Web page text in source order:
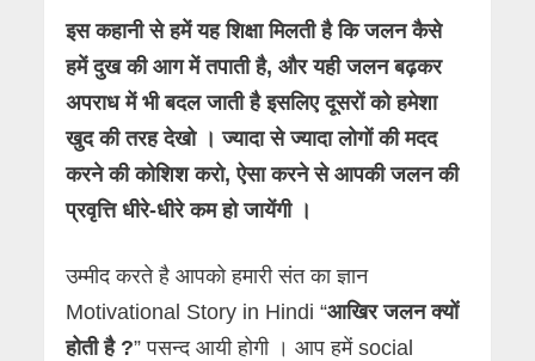
इस कहानी से हमें यह शिक्षा मिलती है कि जलन कैसे
हमें दुख की आग में तपाती है, और यही जलन बढ़कर
अपराध में भी बदल जाती है इसलिए दूसरों को हमेशा
खुद की तरह देखो । ज्यादा से ज्यादा लोगों की मदद
करने की कोशिश करो, ऐसा करने से आपकी जलन की
प्रवृत्ति धीरे-धीरे कम हो जायेंगी ।
उम्मीद करते है आपको हमारी संत का ज्ञान
Motivational Story in Hindi “आखिर जलन क्यों
होती है ?” पसन्द आयी होगी । आप हमें social